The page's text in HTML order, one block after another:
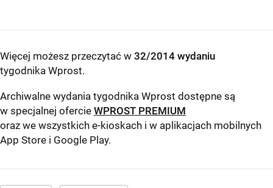
Więcej możesz przeczytać w 32/2014 wydaniu
tygodnika Wprost.
Archiwalne wydania tygodnika Wprost dostępne są
w specjalnej ofercie WPROST PREMIUM
oraz we wszystkich e-kioskach i w aplikacjach mobilnych
App Store i Google Play.